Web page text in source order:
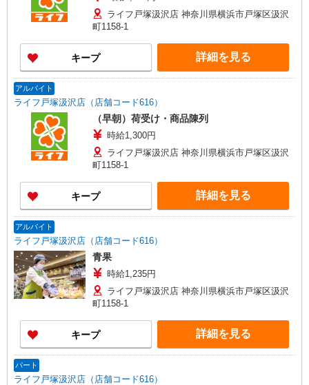
ライフ戸塚汲沢店 神奈川県横浜市戸塚区汲沢
町1158-1
キープ 詳細を見る
アルバイト
ライフ戸塚汲沢店（店舗コード616）
（早朝）荷受け・商品陳列
時給1,300円
ライフ戸塚汲沢店 神奈川県横浜市戸塚区汲沢
町1158-1
キープ 詳細を見る
アルバイト
ライフ戸塚汲沢店（店舗コード616）
青果
時給1,235円
ライフ戸塚汲沢店 神奈川県横浜市戸塚区汲沢
町1158-1
キープ 詳細を見る
パート
ライフ戸塚汲沢店（店舗コード616）